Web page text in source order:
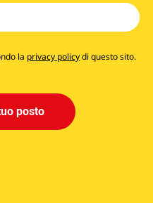
la privacy policydi questo sito.
posto